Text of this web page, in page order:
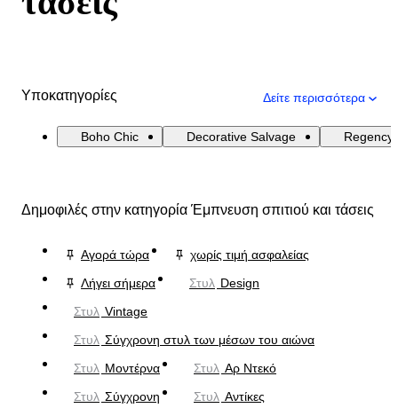
Υποκατηγορίες Δείτε περισσότερα
Boho Chic Decorative Salvage Regency
Δημοφιλές στην κατηγορία Έμπνευση σπιτιού και τάσεις
Αγορά τώρα
χωρίς τιμή ασφαλείας
Λήγει σήμερα
Στυλ Design
Στυλ Vintage
Στυλ Σύγχρονη στυλ των μέσων του αιώνα
Στυλ Μοντέρνα Στυλ Αρ Ντεκό
Στυλ Σύγχρονη Στυλ Αντίκες